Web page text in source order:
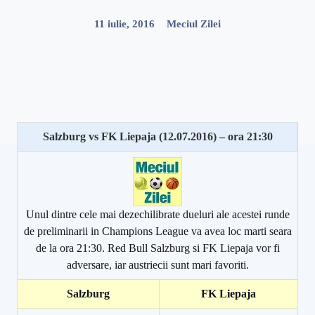
11 iulie, 2016 Meciul Zilei
Salzburg vs FK Liepaja (12.07.2016) – ora 21:30
Unul dintre cele mai dezechilibrate dueluri ale acestei runde
de preliminarii in Champions League va avea loc marti seara
de la ora 21:30. Red Bull Salzburg si FK Liepaja vor fi
adversare, iar austriecii sunt mari favoriti.
Salzburg FK Liepaja